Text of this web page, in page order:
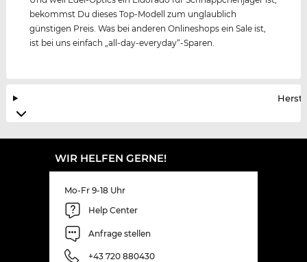
bekommst Du dieses Top-Modell zum unglaublich
günstigen Preis. Was bei anderen Onlineshops ein Sale ist,
ist bei uns einfach „all-day-everyday“-Sparen.
WIR HELFEN GERNE!
Mo-Fr 9-18 Uhr
Help Center
Anfrage stellen
+43 720 880430